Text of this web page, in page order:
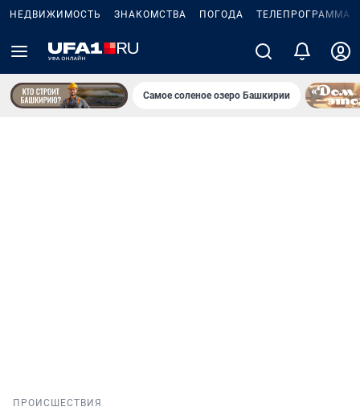
НЕДВИЖИМОСТЬ ЗНАКОМСТВА ПОГОДА ТЕЛЕПРОГРАММА
Самое соленое озеро Башкирии
ПРОИСШЕСТВИЯ